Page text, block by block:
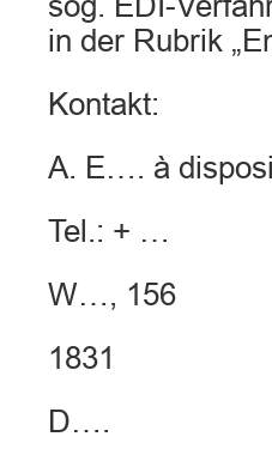
in der Rubrik
Kontakt:
A. E…. à
Tel.: + …
W…, 156
1831
D….